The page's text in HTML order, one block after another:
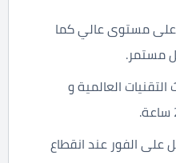
على مستوى عالي كما
مستمر.
العالمية و
على الفور عند انقطاع